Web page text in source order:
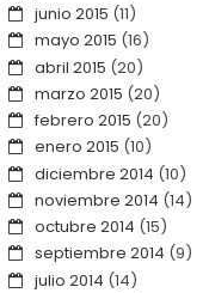
junio 2015 (11)
mayo 2015 (16)
abril 2015 (20)
marzo 2015 (20)
febrero 2015 (20)
enero 2015 (10)
diciembre 2014 (10)
noviembre 2014 (14)
octubre 2014 (15)
septiembre 2014 (9)
julio 2014 (14)